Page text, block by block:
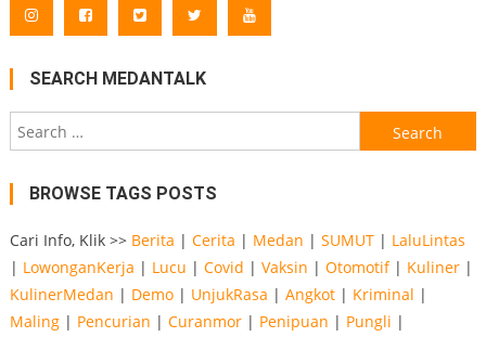
SEARCH MEDANTALK
Search
for:
BROWSE TAGS POSTS
Cari Info, Klik >> Berita | Cerita | Medan | SUMUT| LaluLintas
| LowonganKerja | Lucu | Covid | Vaksin | Otomotif| Kuliner|
KulinerMedan | Demo| UnjukRasa | Angkot| Kriminal |
Maling| Pencurian | Curanmor| Penipuan | Pungli |